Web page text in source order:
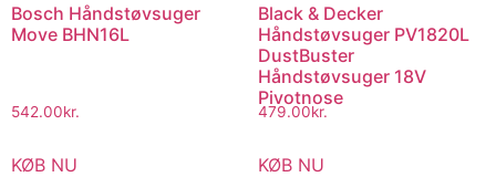
Bosch Håndstøvsuger
Move BHN16L
542.00kr.
KØB NU
Black & Decker
Håndstøvsuger PV1820L
DustBuster
Håndstøvsuger 18V
Pivotnose
479.00kr.
KØB NU